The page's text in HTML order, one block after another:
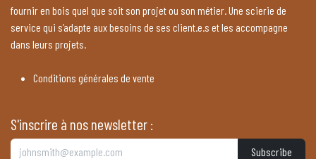
fournir en bois quel que soit son projet ou son métier. Une scierie de
service qui s’adapte aux besoins de ses client.e.s et les accompagne
dans leurs projets.
Conditions générales de vente
S'inscrire à nos newsletter :
Subscribe